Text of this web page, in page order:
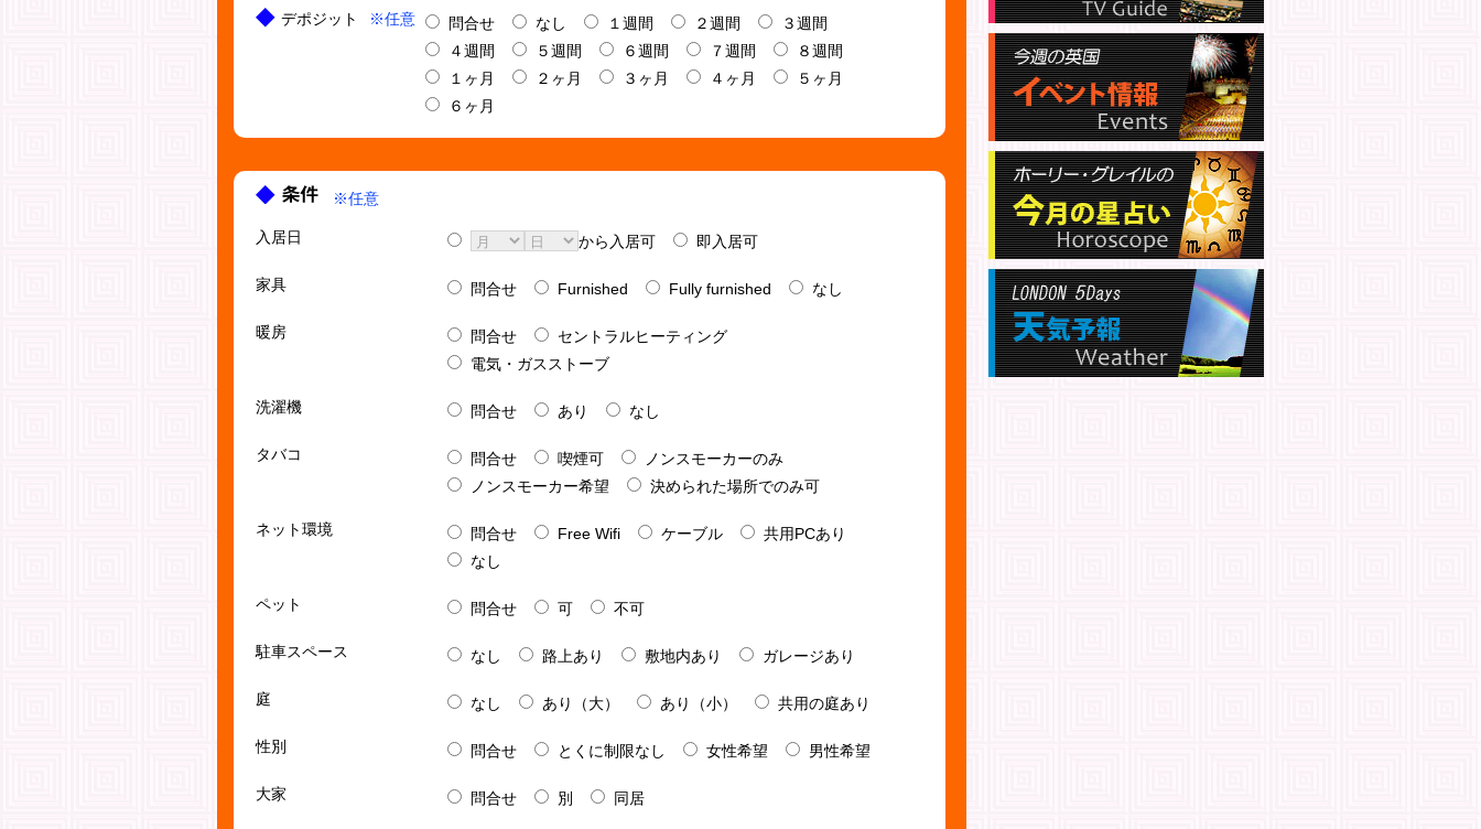
デポジット ※任意 問合せ なし １週間 ２週間
３週間
４週間
５週間 ６週間 ７週間
８週間
１ヶ月
２ヶ月 ３ヶ月 ４ヶ月
５ヶ月
６ヶ月
※任意
入居日 から入居可 即入居可
家具 問合せ Furnished Fully furnished なし
暖房 問合せ
セントラルヒーティング
電気・ガスストーブ
洗濯機 問合せ あり なし
タバコ 問合せ 喫煙可
ノンスモーカーのみ
ノンスモーカー希望
決められた場所でのみ可
ネット環境 問合せ Free Wifi ケーブル
共用PCあり
なし
ペット 問合せ 可 不可
駐車スペース なし 路上あり 敷地内あり ガレージあり
庭 なし あり（大） あり（小） 共用の庭あり
性別 問合せ とくに制限なし 女性希望 男性希望
大家 問合せ 別 同居